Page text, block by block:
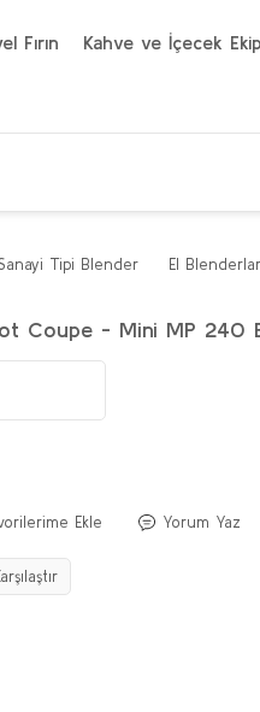
Fırın Kahve ve İçecek
Tipi Blender El
Coupe - Mini MP 240
Yorum Yaz